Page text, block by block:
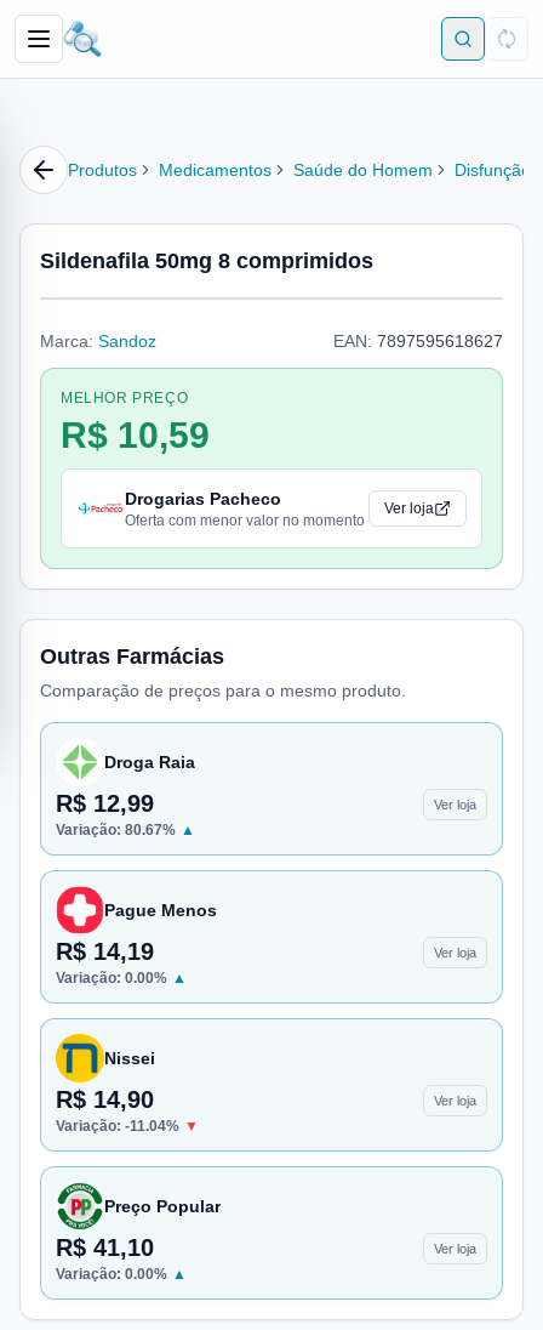
Produtos Medicamentos Saúde do Homem Disfunção
Sildenafila 50mg 8 comprimidos
Marca: Sandoz EAN: 7897595618627
MELHOR PREÇO
R$ 10,59
Drogarias Pacheco
Oferta com menor valor no momento
Ver loja
Outras Farmácias
Comparação de preços para o mesmo produto.
Droga Raia
R$ 12,99 Ver loja
Variação: 80.67% ▲
Pague Menos
R$ 14,19 Ver loja
Variação: 0.00% ▲
Nissei
R$ 14,90 Ver loja
Variação: -11.04% ▼
Preço Popular
R$ 41,10 Ver loja
Variação: 0.00% ▲